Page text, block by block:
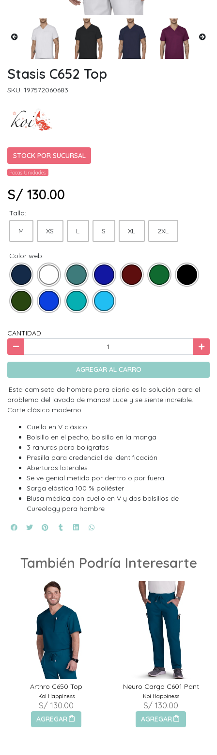
Stasis C652 Top
SKU: 197572060683
STOCK POR SUCURSAL
Pocas Unidades.
S/ 130.00
Talla:
M XS L S XL 2XL
Color web:
CANTIDAD
AGREGAR AL CARRO
¡Esta camiseta de hombre para diario es la solución para el
problema del lavado de manos! Luce y se siente increíble.
Corte clásico moderno.
Cuello en V clásico
Bolsillo en el pecho, bolsillo en la manga
3 ranuras para bolígrafos
Presilla para credencial de identificación
Aberturas laterales
Se ve genial metido por dentro o por fuera.
Sarga elástica 100 % poliéster
Blusa médica con cuello en V y dos bolsillos de
Cureology para hombre
También Podría Interesarte
Arthro C650 Top
Koi Happiness
S/ 130.00
AGREGAR
Neuro Cargo C601 Pant
Koi Happiness
S/ 130.00
AGREGAR